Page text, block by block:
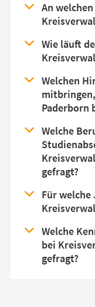
An
Wie läuft
Welchen
Paderborn
Welche
gefragt?
Für
Welche
bei
gefragt?